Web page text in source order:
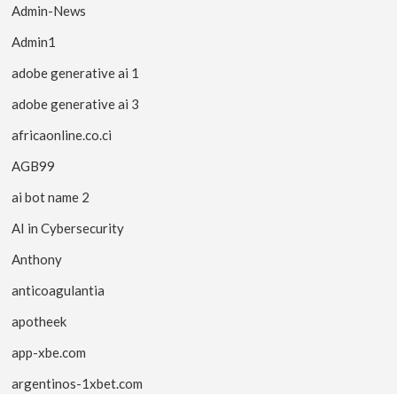
Admin-News
Admin1
adobe generative ai 1
adobe generative ai 3
africaonline.co.ci
AGB99
ai bot name 2
AI in Cybersecurity
Anthony
anticoagulantia
apotheek
app-xbe.com
argentinos-1xbet.com